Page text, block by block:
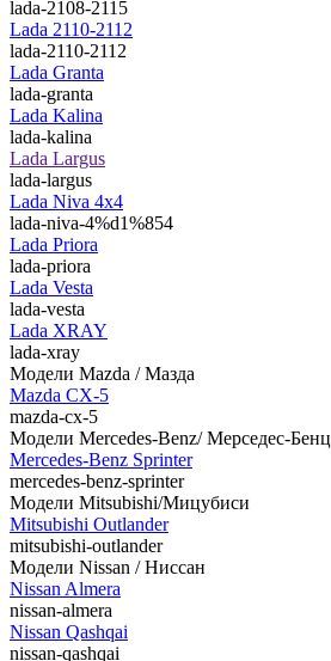
lada-2108-2115
Lada 2110-2112
lada-2110-2112
Lada Granta
lada-granta
Lada Kalina
lada-kalina
Lada Largus
lada-largus
Lada Niva 4х4
lada-niva-4%d1%854
Lada Priora
lada-priora
Lada Vesta
lada-vesta
Lada XRAY
lada-xray
Модели Mazda / Мазда
Mazda CX-5
mazda-cx-5
Модели Mercedes-Benz/ Мерседес-Бенц
Mercedes-Benz Sprinter
mercedes-benz-sprinter
Модели Mitsubishi/Мицубиси
Mitsubishi Outlander
mitsubishi-outlander
Модели Nissan / Ниссан
Nissan Almera
nissan-almera
Nissan Qashqai
nissan-qashqai